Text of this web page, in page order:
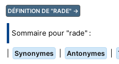
DÉFINITION DE "RADE" →
Sommaire pour "rade" :
Synonymes Antonymes